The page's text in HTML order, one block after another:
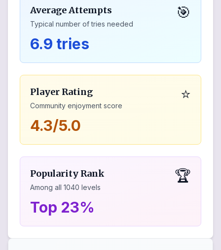
Average Attempts
Typical number of tries needed
🎯
6.9 tries
Player Rating
Community enjoyment score
⭐
4.3/5.0
Popularity Rank
Among all 1040 levels
🏆
Top 23%